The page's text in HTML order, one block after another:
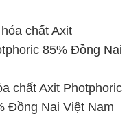
chất Axit
85% Đồng Nai
chất Axit Photphoric
Đồng Nai Việt Nam